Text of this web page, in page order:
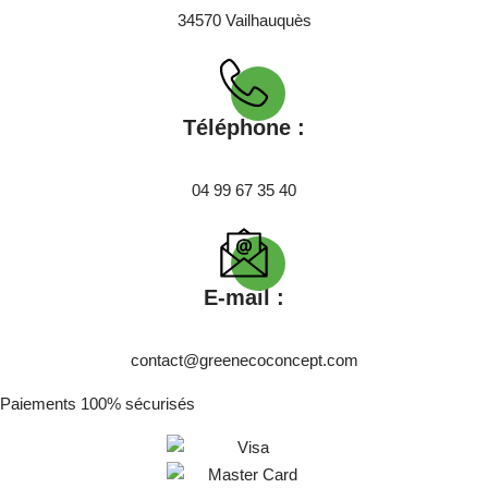
34570 Vailhauquès
Téléphone :
04 99 67 35 40
E-mail :
contact@greenecoconcept.com
Paiements 100% sécurisés